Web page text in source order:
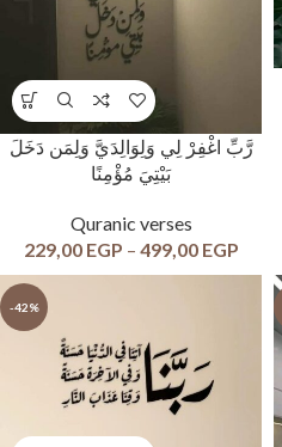
رَّبِّ اغْفِرْ لِي وَلِوَالِدَيَّ وَلِمَن دَخَلَ
بَيْتِيَ مُؤْمِنًا
Quranic verses
229,00 EGP – 499,00 EGP
-42%